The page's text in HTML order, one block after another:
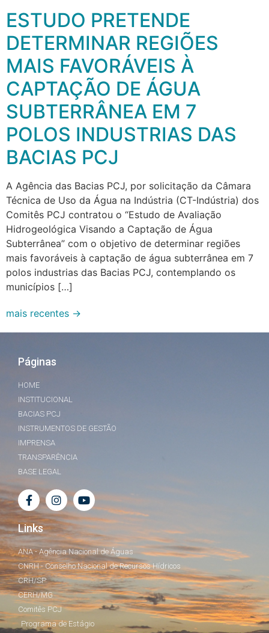
ESTUDO PRETENDE
DETERMINAR REGIÕES
MAIS FAVORÁVEIS À
CAPTAÇÃO DE ÁGUA
SUBTERRÂNEA EM 7
POLOS INDUSTRIAS DAS
BACIAS PCJ
A Agência das Bacias PCJ, por solicitação da Câmara
Técnica de Uso da Água na Indústria (CT-Indústria) dos
Comitês PCJ contratou o “Estudo de Avaliação
Hidrogeológica Visando a Captação de Água
Subterrânea” com o objetivo de determinar regiões
mais favoráveis à captação de água subterrânea em 7
polos industrias das Bacias PCJ, contemplando os
municípios […]
mais recentes →
Páginas
HOME
INSTITUCIONAL
BACIAS PCJ
INSTRUMENTOS DE GESTÃO
IMPRENSA
TRANSPARÊNCIA
BASE LEGAL
Links
ANA - Agência Nacional de Águas
CNRH - Conselho Nacional de Recursos Hídricos
CRH/SP
CERH/MG
Comitês PCJ
Programa de Estágio